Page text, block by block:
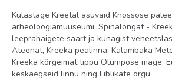
Külastage Kreetal asuvaid Knossose
arheoloogiamuuseumi; Spinalongat -
leeprahaigete saart ja kunagist
Ateenat, Kreeka pealinna; Kalambaka
Kreeka kõrgeimat tippu Olümpose mäge;
keskaegseid linnu ning Liblikate orgu.